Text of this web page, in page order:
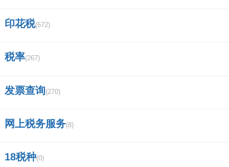
印花税(672)
税率(267)
发票查询(270)
网上税务服务(8)
18税种(0)